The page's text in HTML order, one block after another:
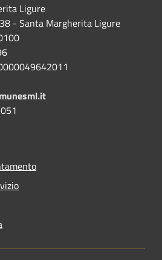
Ligure
- Santa Margherita Ligure